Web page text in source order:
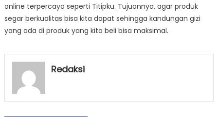
online terpercaya seperti Titipku. Tujuannya, agar produk
segar berkualitas bisa kita dapat sehingga kandungan gizi
yang ada di produk yang kita beli bisa maksimal.
Redaksi